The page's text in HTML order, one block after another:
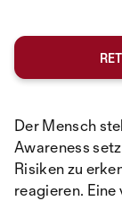
Der Mensch
Awareness
Risiken zu
reagieren.